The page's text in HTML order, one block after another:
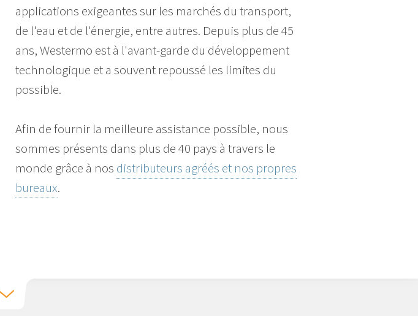
applications exigeantes sur les marchés du transport,
de l'eau et de l'énergie, entre autres. Depuis plus de 45
ans, Westermo est à l'avant-garde du développement
technologique et a souvent repoussé les limites du
possible.
Afin de fournir la meilleure assistance possible, nous
sommes présents dans plus de 40 pays à travers le
monde grâce à nos distributeurs agréés et nos propres
bureaux.